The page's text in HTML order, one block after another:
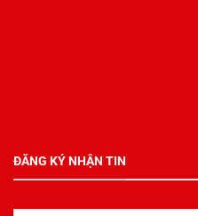
ĐĂNG KÝ NHẬN TIN